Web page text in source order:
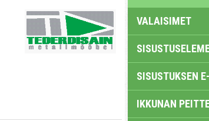
VALAISIMET
SISUSTUKSEN
IKKUNAN